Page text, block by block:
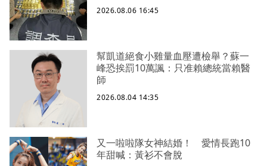
2026.08.06 16:45
幫凱道絕食小雞量血壓遭檢舉？蘇一
峰恐挨罰10萬諷：只准賴總統當賴醫
師
2026.08.04 14:35
又一啦啦隊女神結婚！ 愛情長跑10
年甜喊：黃衫不會脫